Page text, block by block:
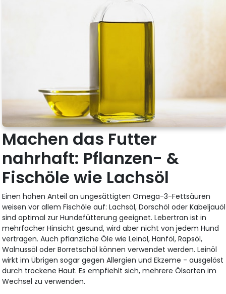
Machen das Futter
nahrhaft: Pflanzen- &
Fischöle wie Lachsöl
Einen hohen Anteil an ungesättigten Omega-3-Fettsäuren
weisen vor allem Fischöle auf: Lachsöl, Dorschöl oder Kabeljauöl
sind optimal zur Hundefütterung geeignet. Lebertran ist in
mehrfacher Hinsicht gesund, wird aber nicht von jedem Hund
vertragen. Auch pflanzliche Öle wie Leinöl, Hanföl, Rapsöl,
Walnussöl oder Borretschöl können verwendet werden. Leinöl
wirkt im Übrigen sogar gegen Allergien und Ekzeme - ausgelöst
durch trockene Haut. Es empfiehlt sich, mehrere Ölsorten im
Wechsel zu verwenden.